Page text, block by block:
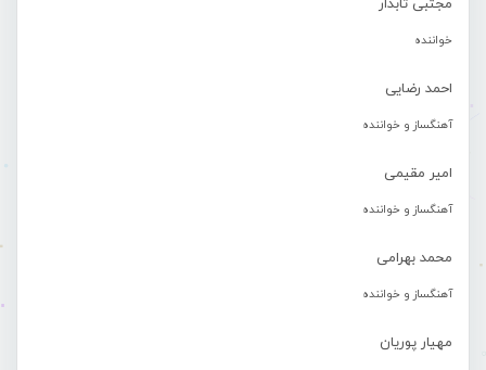
مجتبی تابدار
خواننده
احمد رضایی
آهنگساز و خواننده
امیر مقیمی
آهنگساز و خواننده
محمد بهرامی
آهنگساز و خواننده
مهیار پوریان